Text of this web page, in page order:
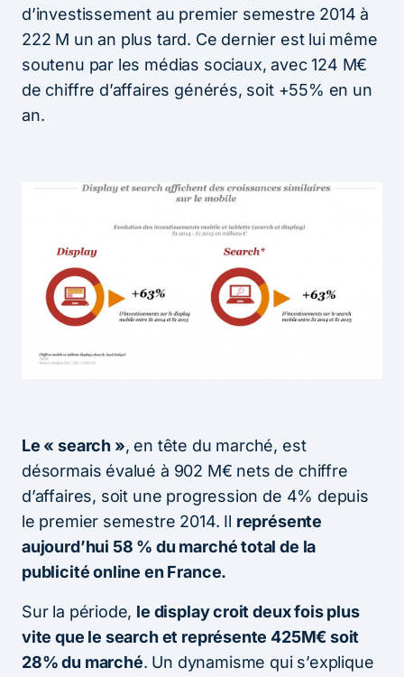
d’investissement au premier semestre 2014 à
222 M un an plus tard. Ce dernier est lui même
soutenu par les médias sociaux, avec 124 M€
de chiffre d’affaires générés, soit +55% en un
an.
Le « search », en tête du marché, est
désormais évalué à 902 M€ nets de chiffre
d’affaires, soit une progression de 4% depuis
le premier semestre 2014. Il représente
aujourd’hui 58 % du marché total de la
publicité online en France.
Sur la période, le display croit deux fois plus
vite que le search et représente 425M€ soit
28% du marché. Un dynamisme qui s’explique